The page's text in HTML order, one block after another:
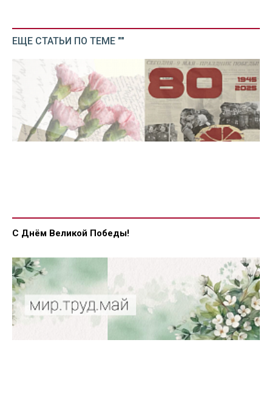
ЕЩЕ СТАТЬИ ПО ТЕМЕ ""
С Днём Великой Победы!